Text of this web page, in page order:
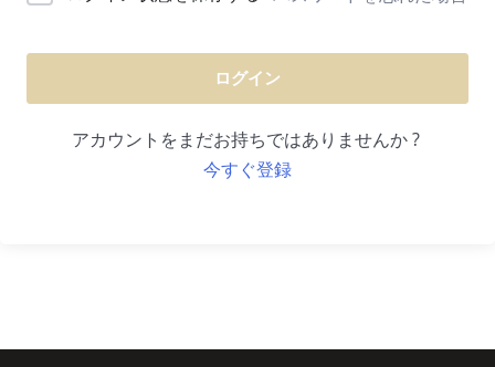
ログイン
アカウントをまだお持ちではありませんか ?
今すぐ登録